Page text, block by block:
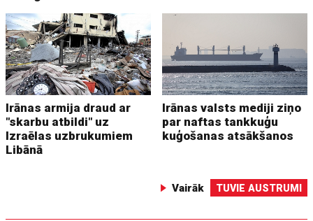
Irānas armija draud ar
"skarbu atbildi" uz
Izraēlas uzbrukumiem
Libānā
Irānas valsts mediji ziņo
par naftas tankkuģu
kuģošanas atsākšanos
Vairāk TUVIE AUSTRUMI